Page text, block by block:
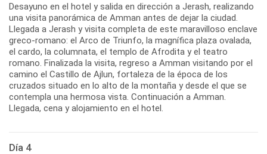
Desayuno en el hotel y salida en dirección a Jerash, realizando
una visita panorámica de Amman antes de dejar la ciudad.
Llegada a Jerash y visita completa de este maravilloso enclave
greco-romano: el Arco de Triunfo, la magnífica plaza ovalada,
el cardo, la columnata, el templo de Afrodita y el teatro
romano. Finalizada la visita, regreso a Amman visitando por el
camino el Castillo de Ajlun, fortaleza de la época de los
cruzados situado en lo alto de la montaña y desde el que se
contempla una hermosa vista. Continuación a Amman.
Llegada, cena y alojamiento en el hotel.
Día 4